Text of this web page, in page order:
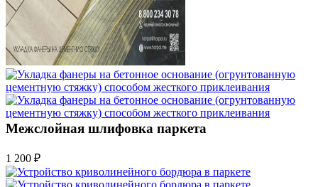
Межслойная шлифовка паркета
1 200 ₽